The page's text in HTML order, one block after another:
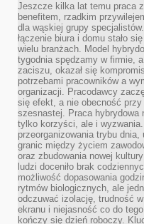
Jeszcze kilka lat temu praca
benefitem, rzadkim
dla wąskiej grupy
łączenie biura i domu stało
wielu branżach. Model
tygodnia spędzamy w firmie,
zaciszu, okazał się
potrzebami pracowników a
organizacji. Pracodawcy
się efekt, a nie obecność
szesnastej. Praca hybrydowa
tylko korzyści, ale i
przeorganizowania trybu dnia,
granic między życiem
oraz zbudowania nowej
ludzi doceniło brak
możliwość dopasowania
rytmów biologicznych, ale
odczuwać izolację, trudność
ekranu i niejasność co do
kończy się dzień roboczy.